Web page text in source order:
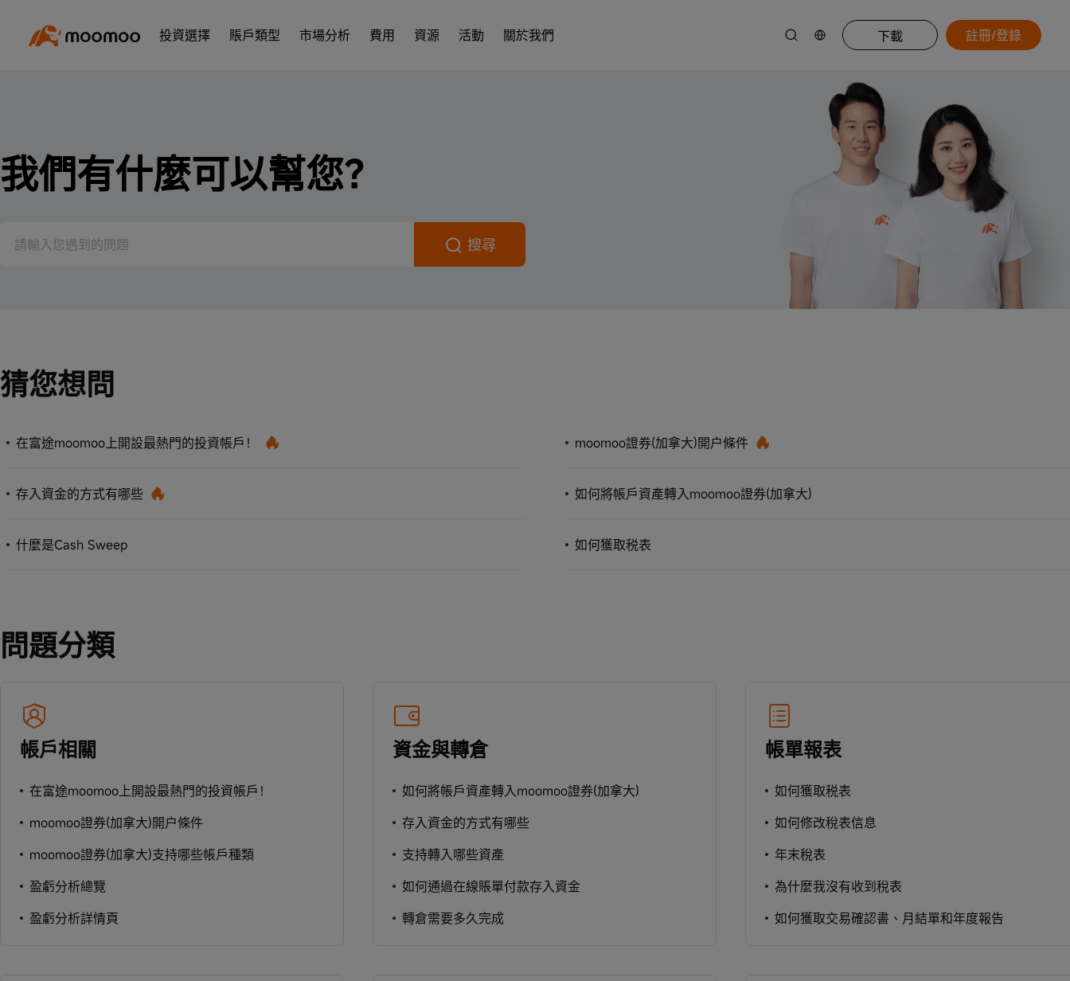
投資選擇 賬戶類型 市場分析 費用 資源 活動 關於我們 下載 註冊/登錄
我們有什麼可以幫您？
搜尋
猜您想問
在富途moomoo上開設最熱門的投資帳戶！ moomoo證券(加拿大)開户條件
存入資金的方式有哪些 如何將帳戶資產轉入moomoo證券(加拿大)
什麼是Cash Sweep 如何獲取税表
問題分類
帳戶相關
在富途moomoo上開設最熱門的投資帳戶！
moomoo證券(加拿大)開户條件
moomoo證券(加拿大)支持哪些帳戶種類
盈虧分析總覽
盈虧分析詳情頁
資金與轉倉
如何將帳戶資產轉入moomoo證券(加拿大)
存入資金的方式有哪些
支持轉入哪些資產
如何通過在線賬單付款存入資金
轉倉需要多久完成
帳單報表
如何獲取税表
如何修改稅表信息
年末稅表
為什麼我沒有收到稅表
如何獲取交易確認書、月結單和年度報告